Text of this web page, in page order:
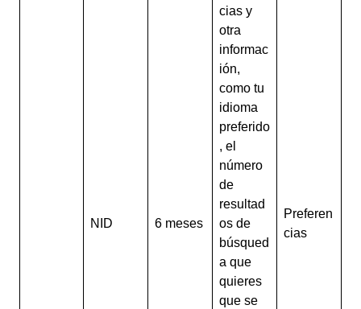
NID 6 meses
cias y
otra
informac
ión,
como tu
idioma
preferido
, el
número
de
resultad
os de
búsqued
a que
quieres
que se
Preferen
cias